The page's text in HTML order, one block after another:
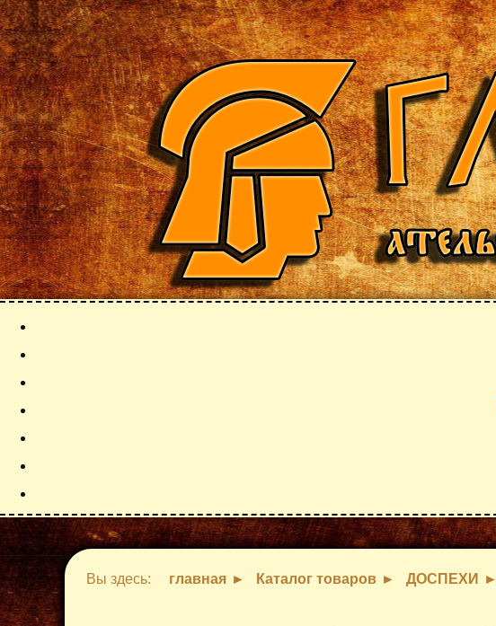
Вы здесь: главная Каталог товаров ДОСПЕХИ